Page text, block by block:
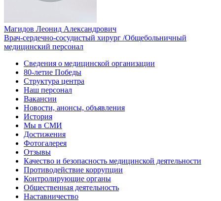
Магидов Леонид Александрович
Врач-сердечно-сосудистый хирург /Общебольничный
медицинский персонал
Сведения о медицинской организации
80-летие Победы
Структура центра
Наш персонал
Вакансии
Новости, анонсы, объявления
История
Мы в СМИ
Достижения
Фотогалерея
Отзывы
Качество и безопасность медицинской деятельности
Противодействие коррупции
Контролирующие органы
Общественная деятельность
Наставничество